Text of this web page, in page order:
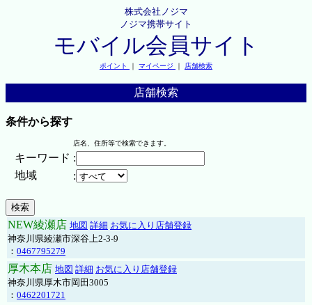
株式会社ノジマ
ノジマ携帯サイト
モバイル会員サイト
ポイント ｜ マイページ ｜ 店舗検索
店舗検索
条件から探す
店名、住所等で検索できます。
キーワード :
地域
:
NEW綾瀬店 地図 詳細 お気に入り店舗登録
神奈川県綾瀬市深谷上2-3-9
： 0467795279
厚木本店 地図 詳細 お気に入り店舗登録
神奈川県厚木市岡田3005
： 0462201721